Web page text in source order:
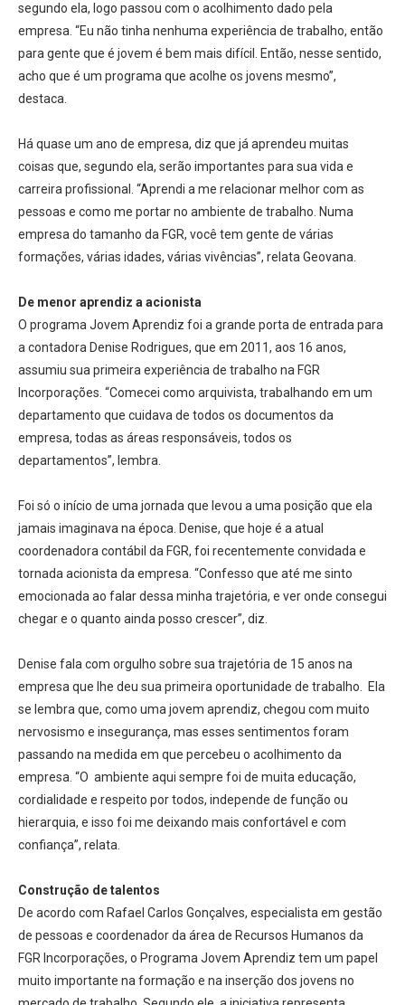
segundo ela, logo passou com o acolhimento dado pela
empresa. “Eu não tinha nenhuma experiência de trabalho, então
para gente que é jovem é bem mais difícil. Então, nesse sentido,
acho que é um programa que acolhe os jovens mesmo”,
destaca.
Há quase um ano de empresa, diz que já aprendeu muitas
coisas que, segundo ela, serão importantes para sua vida e
carreira profissional. “Aprendi a me relacionar melhor com as
pessoas e como me portar no ambiente de trabalho. Numa
empresa do tamanho da FGR, você tem gente de várias
formações, várias idades, várias vivências”, relata Geovana.
De menor aprendiz a acionista
O programa Jovem Aprendiz foi a grande porta de entrada para
a contadora Denise Rodrigues, que em 2011, aos 16 anos,
assumiu sua primeira experiência de trabalho na FGR
Incorporações. “Comecei como arquivista, trabalhando em um
departamento que cuidava de todos os documentos da
empresa, todas as áreas responsáveis, todos os
departamentos”, lembra.
Foi só o início de uma jornada que levou a uma posição que ela
jamais imaginava na época. Denise, que hoje é a atual
coordenadora contábil da FGR, foi recentemente convidada e
tornada acionista da empresa. “Confesso que até me sinto
emocionada ao falar dessa minha trajetória, e ver onde consegui
chegar e o quanto ainda posso crescer”, diz.
Denise fala com orgulho sobre sua trajetória de 15 anos na
empresa que lhe deu sua primeira oportunidade de trabalho. Ela
se lembra que, como uma jovem aprendiz, chegou com muito
nervosismo e insegurança, mas esses sentimentos foram
passando na medida em que percebeu o acolhimento da
empresa. “O ambiente aqui sempre foi de muita educação,
cordialidade e respeito por todos, independe de função ou
hierarquia, e isso foi me deixando mais confortável e com
confiança”, relata.
Construção de talentos
De acordo com Rafael Carlos Gonçalves, especialista em gestão
de pessoas e coordenador da área de Recursos Humanos da
FGR Incorporações, o Programa Jovem Aprendiz tem um papel
muito importante na formação e na inserção dos jovens no